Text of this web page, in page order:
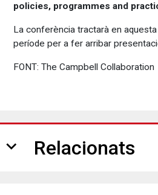
policies, programmes and
La conferència tractarà en
període per a fer arribar
FONT: The Campbell Collaboration
expand_more Relacionats